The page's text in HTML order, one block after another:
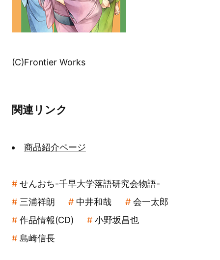
(C)Frontier Works
関連リンク
商品紹介ページ
せんおち-千早大学落語研究会物語-
三浦祥朗
中井和哉
会一太郎
作品情報(CD)
小野坂昌也
島崎信長